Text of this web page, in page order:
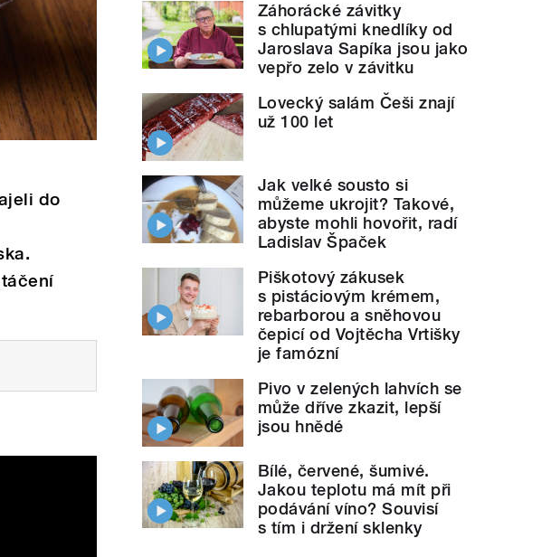
do
Záhorácké závitky
s chlupatými knedlíky od
Jaroslava Sapíka jsou jako
vepřo zelo v závitku
Lovecký salám Češi znají
už 100 let
Jak velké sousto si
můžeme ukrojit? Takové,
abyste mohli hovořit, radí
Ladislav Špaček
Piškotový zákusek
s pistáciovým krémem,
rebarborou a sněhovou
čepicí od Vojtěcha Vrtišky
je famózní
Pivo v zelených lahvích se
může dříve zkazit, lepší
jsou hnědé
Bílé, červené, šumivé.
Jakou teplotu má mít při
podávání víno? Souvisí
s tím i držení sklenky